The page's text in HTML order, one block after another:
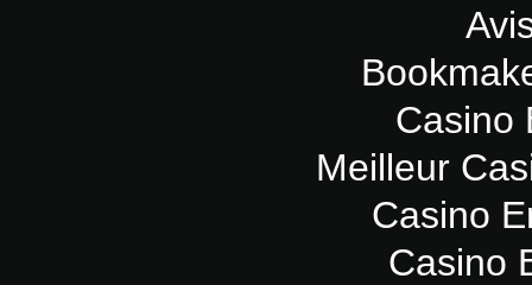
Casino
Meilleur
Casino
Casino